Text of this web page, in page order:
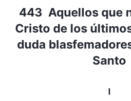
443 Aquellos que
Cristo de los
duda
Santo
I